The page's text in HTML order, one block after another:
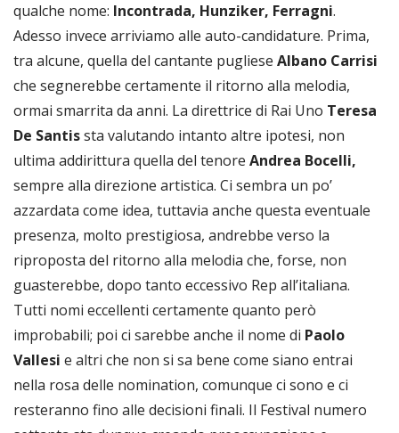
qualche nome: Incontrada, Hunziker, Ferragni.
Adesso invece arriviamo alle auto-candidature. Prima,
tra alcune, quella del cantante pugliese Albano Carrisi
che segnerebbe certamente il ritorno alla melodia,
ormai smarrita da anni. La direttrice di Rai Uno Teresa
De Santissta valutando intanto altre ipotesi, non
ultima addirittura quella del tenore Andrea Bocelli,
sempre alla direzione artistica. Ci sembra un po’
azzardata come idea, tuttavia anche questa eventuale
presenza, molto prestigiosa, andrebbe verso la
riproposta del ritorno alla melodia che, forse, non
guasterebbe, dopo tanto eccessivo Rep all’italiana.
Tutti nomi eccellenti certamente quanto però
improbabili; poi ci sarebbe anche il nome di Paolo
Vallesi e altri che non si sa bene come siano entrai
nella rosa delle nomination, comunque ci sono e ci
resteranno fino alle decisioni finali. Il Festival numero